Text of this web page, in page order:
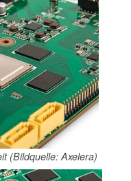
(Bildquelle: Axelera)